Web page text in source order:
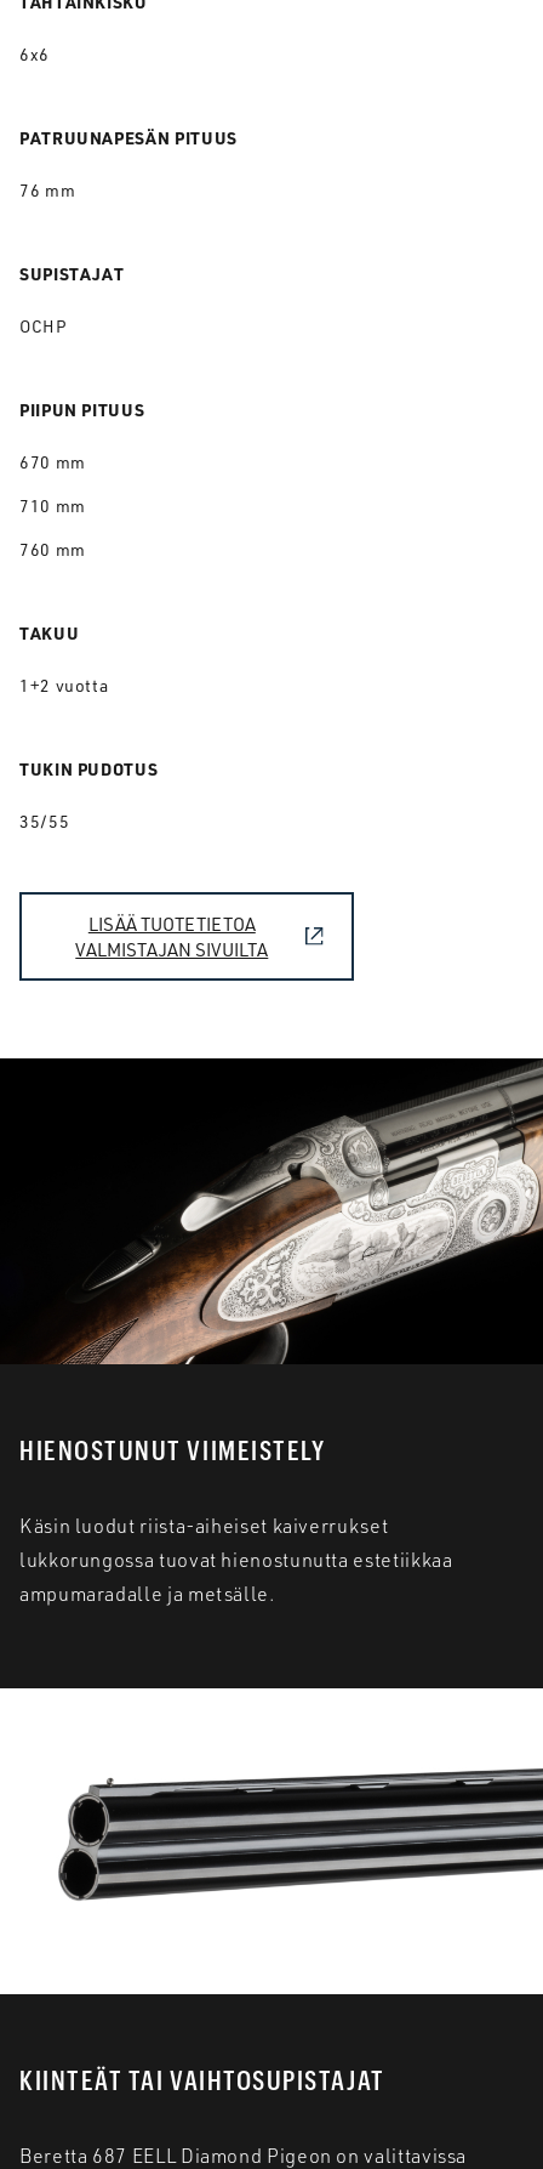
6x6
PATRUUNAPESÄN PITUUS
76 mm
SUPISTAJAT
OCHP
PIIPUN PITUUS
670 mm
710 mm
760 mm
TAKUU
1+2 vuotta
TUKIN PUDOTUS
35/55
LISÄÄ TUOTETIETOA
VALMISTAJAN SIVUILTA
HIENOSTUNUT VIIMEISTELY
Käsin luodut riista-aiheiset kaiverrukset
lukkorungossa tuovat hienostunutta estetiikkaa
ampumaradalle ja metsälle.
KIINTEÄT TAI VAIHTOSUPISTAJAT
Beretta 687 EELL Diamond Pigeon on valittavissa